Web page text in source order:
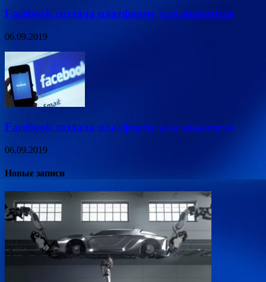
Facebook создала платформу для знакомств
06.09.2019
Facebook создала платформу для знакомств
06.09.2019
Новые записи